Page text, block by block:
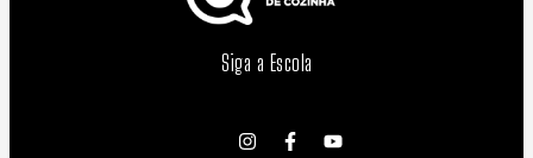
Siga a Escola